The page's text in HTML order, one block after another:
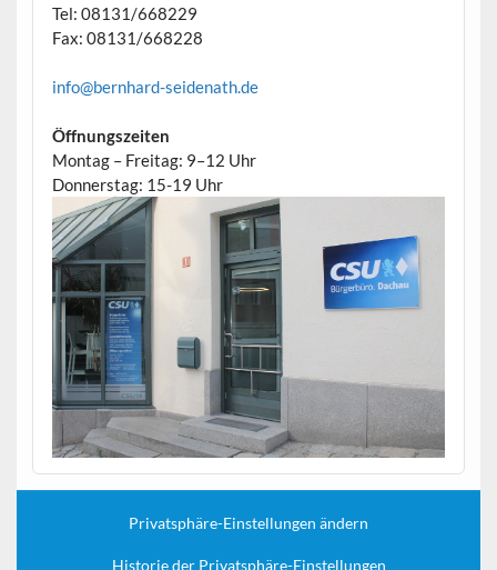
Tel: 08131/668229
Fax: 08131/668228
info@bernhard-seidenath.de
Öffnungszeiten
Montag – Freitag: 9–12 Uhr
Donnerstag: 15-19 Uhr
Privatsphäre-Einstellungen ändern
Historie der Privatsphäre-Einstellungen